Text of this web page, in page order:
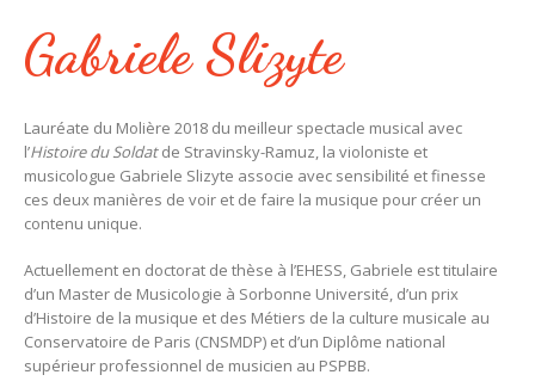
Gabriele Slizyte
Lauréate du Molière 2018 du meilleur spectacle musical avec
l’Histoire du Soldatde Stravinsky-Ramuz, la violoniste et
musicologue Gabriele Slizyte associe avec sensibilité et finesse
ces deux manières de voir et de faire la musique pour créer un
contenu unique.
Actuellement en doctorat de thèse à l’EHESS, Gabriele est titulaire
d’un Master de Musicologie à Sorbonne Université, d’un prix
d’Histoire de la musique et des Métiers de la culture musicale au
Conservatoire de Paris (CNSMDP) et d’un Diplôme national
supérieur professionnel de musicien au PSPBB.